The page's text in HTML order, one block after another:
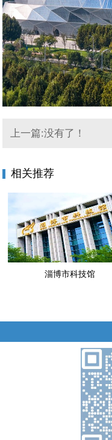
上一篇:没有了！
相关推荐
淄博市科技馆